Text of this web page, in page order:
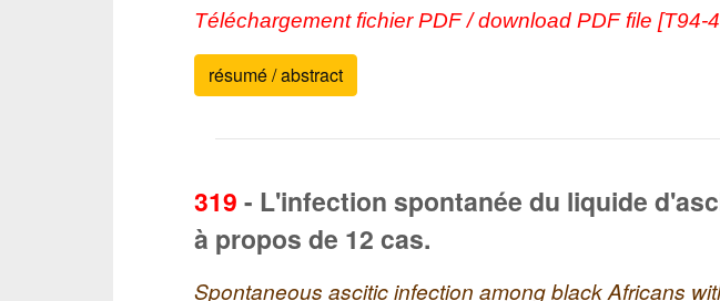
Téléchargement fichier PDF / download PDF file
résumé / abstract
319 - L'infection spontanée du liquide
à propos de 12 cas.
Spontaneous ascitic infection among black Africans